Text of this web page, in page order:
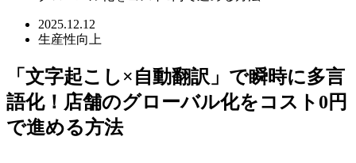
2025.12.12
生産性向上
「文字起こし×自動翻訳」で瞬時に多言
語化！店舗のグローバル化をコスト0円
で進める方法